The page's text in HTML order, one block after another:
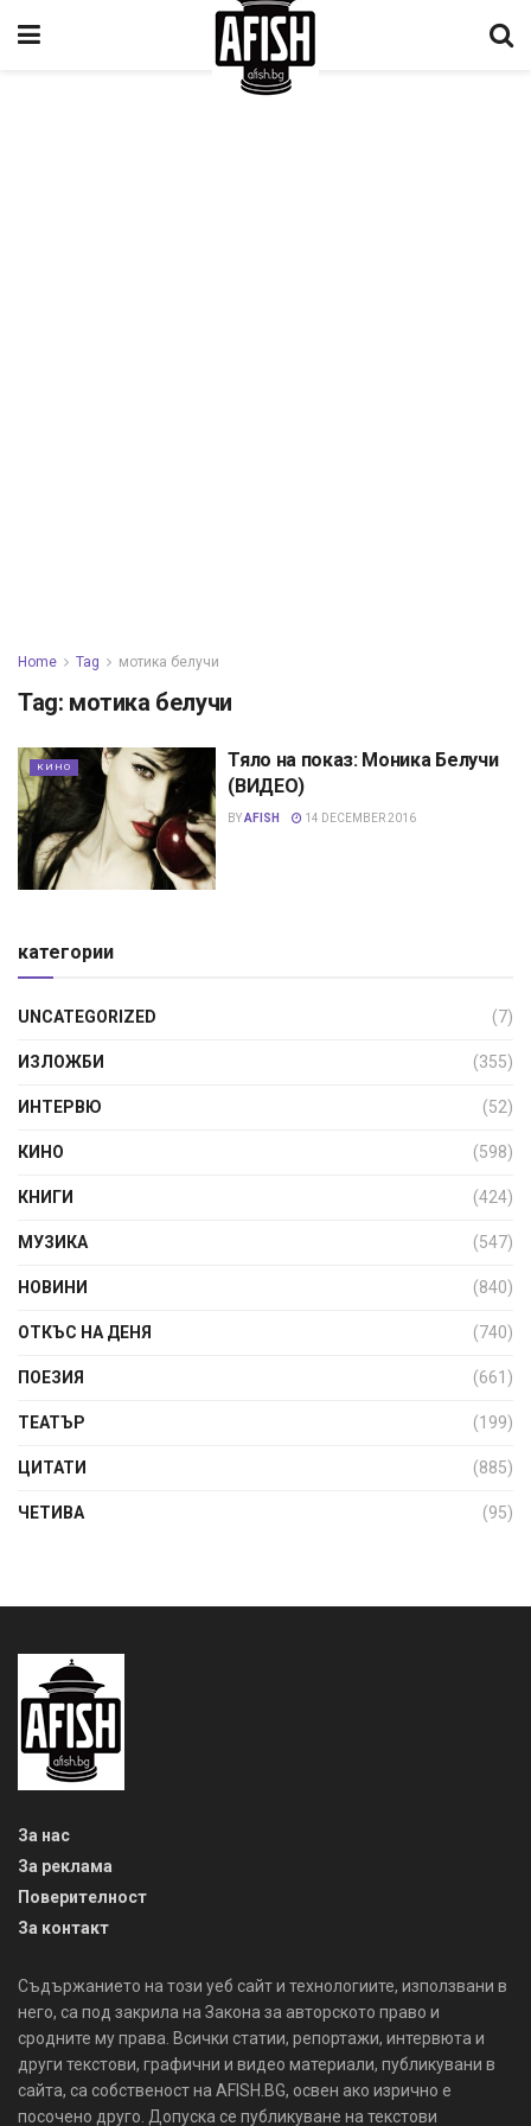
Home Tag мотика белучи
Tag: мотика белучи
КИНО
Тяло на показ: Моника Белучи
(ВИДЕО)
BYAFISH 14 DECEMBER 2016
категории
UNCATEGORIZED (7)
ИЗЛОЖБИ (355)
ИНТЕРВЮ (52)
КИНО (598)
КНИГИ (424)
МУЗИКА (547)
НОВИНИ (840)
ОТКЪС НА ДЕНЯ (740)
ПОЕЗИЯ (661)
ТЕАТЪР (199)
ЦИТАТИ (885)
ЧЕТИВА (95)
За нас
За реклама
Поверителност
За контакт
Съдържанието на този уеб сайт и технологиите, използвани в
него, са под закрила на Закона за авторското право и
сродните му права. Всички статии, репортажи, интервюта и
други текстови, графични и видео материали, публикувани в
сайта, са собственост на AFISH.BG, освен ако изрично е
посочено друго. Допуска се публикуване на текстови